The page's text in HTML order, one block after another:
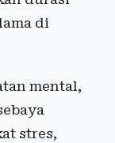
di
mental,
stres,